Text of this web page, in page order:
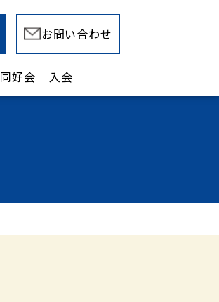
お問い合わせ
同好会 入会